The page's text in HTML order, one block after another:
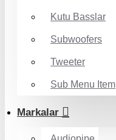
Kutu Basslar
Subwoofers
Tweeter
Sub Menu Item
Markalar